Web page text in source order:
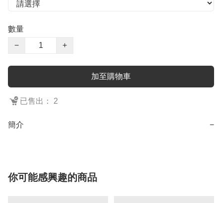
數量
−
+
加至購物車
已售出： 2
簡介 −
你可能感興趣的商品